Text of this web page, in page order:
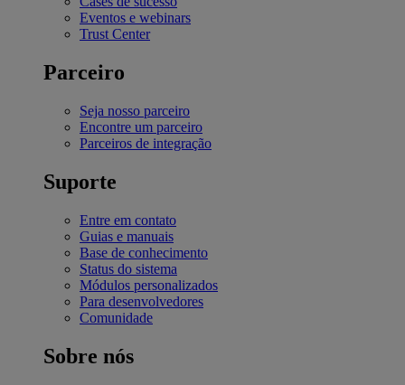
Eventos e webinars
Trust Center
Parceiro
Seja nosso parceiro
Encontre um parceiro
Parceiros de integração
Suporte
Entre em contato
Guias e manuais
Base de conhecimento
Status do sistema
Módulos personalizados
Para desenvolvedores
Comunidade
Sobre nós